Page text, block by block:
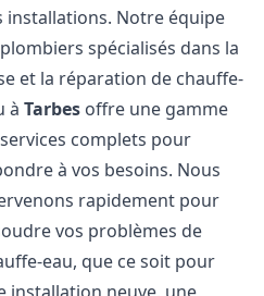
installations. Notre équipe
spécialisés dans la
et la réparation de chauffe-
àTarbes offre une gamme
complets pour
à vos besoins. Nous
rapidement pour
vos problèmes de
eau, que ce soit pour